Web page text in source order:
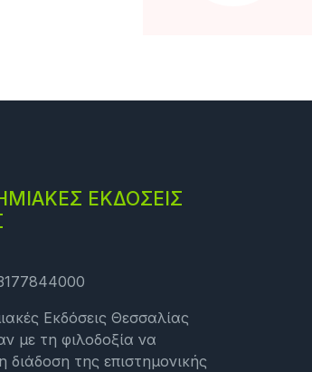
ΕΚΔΟΣΕΙΣ
Εκδόσεις Θεσσαλίας
με τη φιλοδοξία να
της επιστημονικής